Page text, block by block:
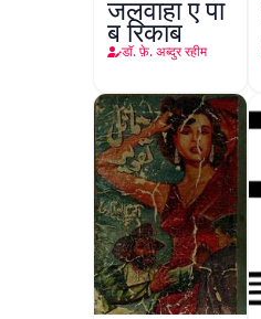
जलवाहा ए पा
ब रिकाब
डाॅ. फ़े. अब्दुर रहीम